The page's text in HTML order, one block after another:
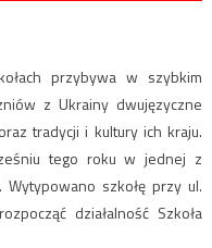
przybywa w szybkim
z Ukrainy dwujęzyczne
tradycji i kultury ich kraju.
tego roku w jednej z
szkołę przy ul.
działalność Szkoła